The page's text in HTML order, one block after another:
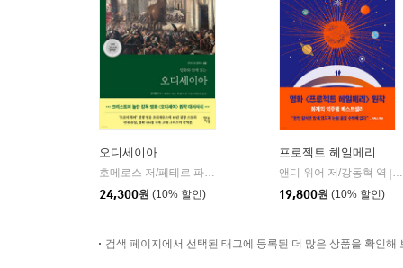
오디세이아
호메로스 저/페테르 파울 루벤스 그림/박문재 역
현대지성
24,300원 (10% 할인)
프로젝트 헤일메리
앤디 위어 저/강동혁 역
19,800원 (10% 할인)
검색 페이지에서 선택된 태그에 등록된 더 많은 상품을 확인해